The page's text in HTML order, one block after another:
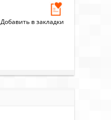
Добавить в закладки